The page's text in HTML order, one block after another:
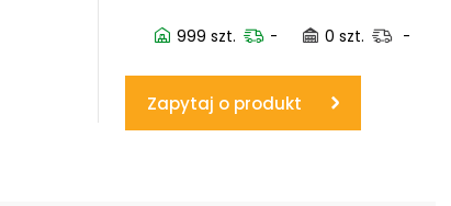
999 szt. - 0 szt. -
Zapytaj o produkt